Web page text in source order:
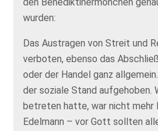
den Benediktinermönchen
wurden:
Das Austragen von Streit und
verboten, ebenso das
oder der Handel ganz
der soziale Stand aufgehoben.
betreten hatte, war nicht
Edelmann – vor Gott sollten